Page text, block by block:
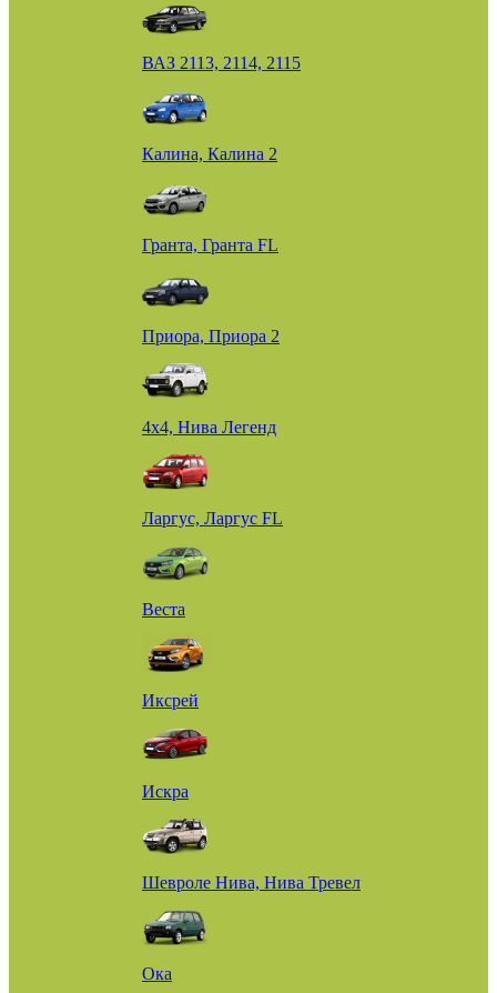
ВАЗ 2113, 2114, 2115
Калина, Калина 2
Гранта, Гранта FL
Приора, Приора 2
4х4, Нива Легенд
Ларгус, Ларгус FL
Веста
Иксрей
Искра
Шевроле Нива, Нива Тревел
Ока